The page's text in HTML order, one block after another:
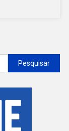
Pesquisar
por: